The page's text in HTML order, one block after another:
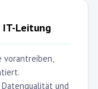
Leitung
vorantreiben,
und